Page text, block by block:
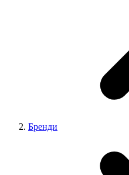
Бренди